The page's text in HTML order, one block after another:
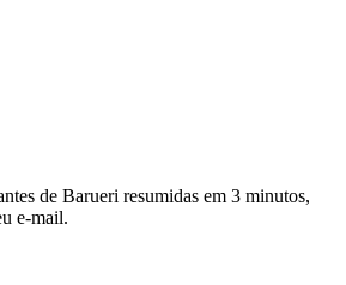
de Barueri resumidas em 3 minutos,
e-mail.